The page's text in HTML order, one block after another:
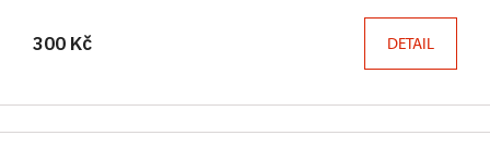
300 Kč DETAIL